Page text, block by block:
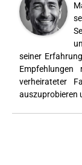
seiner
verheirateter
auszuprobieren